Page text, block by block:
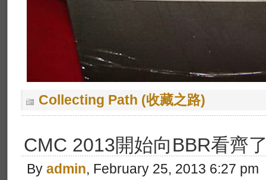
Collecting Path (收藏之路)
CMC 2013開始向BBR看齊
By admin, February 25, 2013 6:27 pm